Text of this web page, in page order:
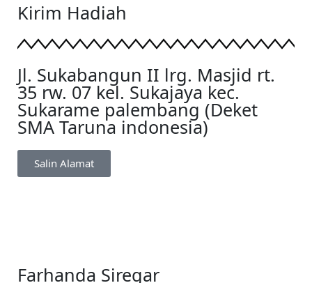
Kirim Hadiah
Jl. Sukabangun II lrg. Masjid rt.
35 rw. 07 kel. Sukajaya kec.
Sukarame palembang (Deket
SMA Taruna indonesia)
Salin Alamat
Farhanda Siregar